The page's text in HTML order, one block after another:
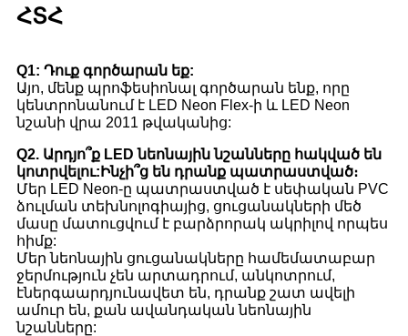
ՀՏՀ
Q1: Դուք գործարան եք:
Այո, մենք պրոֆեսիոնալ գործարան ենք, որը
կենտրոնանում է LED Neon Flex-ի և LED Neon
նշանի վրա 2011 թվականից:
Q2. Արդյո՞ք LED նեոնային նշանները հակված են
կոտրվելու:Ինչի՞ց են դրանք պատրաստված։
Մեր LED Neon-ը պատրաստված է սեփական PVC
ձուլման տեխնոլոգիայից, ցուցանակների մեծ
մասը մատուցվում է բարձրորակ ակրիլով որպես
հիմք:
Մեր նեոնային ցուցանակները համեմատաբար
ջերմություն չեն արտադրում, անկոտրում,
էներգաարդյունավետ են, դրանք շատ ավելի
ամուր են, քան ավանդական նեոնային
նշանները: